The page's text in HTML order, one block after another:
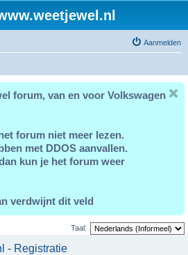
Aanmelden
forum, van en voor Volkswagen
forum niet meer lezen.
met DDOS aanvallen.
kun je het forum weer
verdwijnt dit veld
Taal:
- Registratie